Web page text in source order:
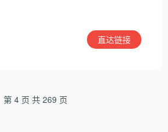
直达链接
第 4 页 共 269 页